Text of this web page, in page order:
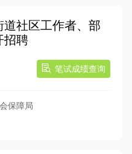
道社区工作者、部
招聘
笔试成绩查询
保障局